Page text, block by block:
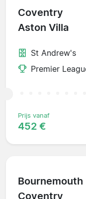
Coventry
Aston Villa
St Andrew's
Premier
Prijs vanaf
452 €
Bournemouth
Coventry